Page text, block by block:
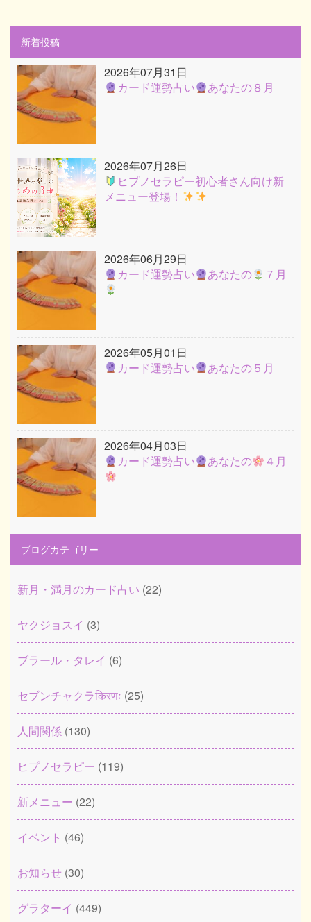
新着投稿
2026年07月31日
カード運勢占い
あなたの８月
2026年07月26日
ヒプノセラピー初心者さん向け新
メニュー登場！
2026年06月29日
カード運勢占い
あなたの ７月
2026年05月01日
カード運勢占い
あなたの５月
2026年04月03日
カード運勢占い
あなたの ４月
ブログカテゴリー
新月・満月のカード占い (22)
ヤクジョスイ (3)
ブラール・タレイ (6)
セブンチャクラकिरणः (25)
人間関係 (130)
ヒプノセラピー (119)
新メニュー (22)
イベント (46)
お知らせ (30)
グラターイ (449)